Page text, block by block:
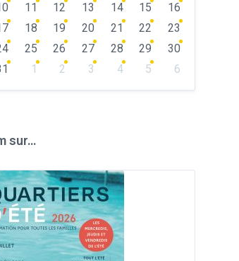
11 12 13 14 15
16
18 19 20 21 22
23
25 26 27 28 29
30
1 2 3 4 5
6
sur…